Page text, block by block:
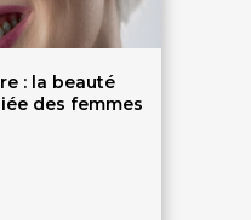
: la beauté
des femmes